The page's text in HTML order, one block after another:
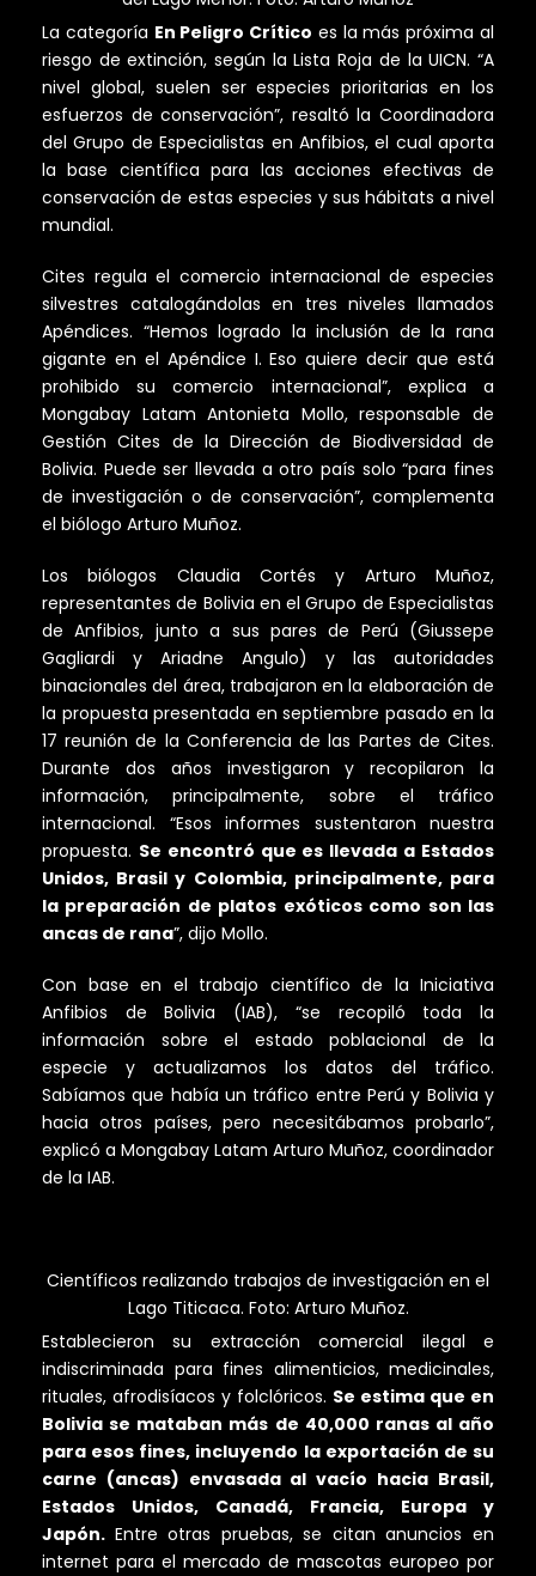
La categoría En Peligro Crítico es la más próxima al
riesgo de extinción, según la Lista Roja de la UICN. “A
nivel global, suelen ser especies prioritarias en los
esfuerzos de conservación”, resaltó la Coordinadora
del Grupo de Especialistas en Anfibios, el cual aporta
la base científica para las acciones efectivas de
conservación de estas especies y sus hábitats a nivel
mundial.
Cites regula el comercio internacional de especies
silvestres catalogándolas en tres niveles llamados
Apéndices. “Hemos logrado la inclusión de la rana
gigante en el Apéndice I. Eso quiere decir que está
prohibido su comercio internacional”, explica a
Mongabay Latam Antonieta Mollo, responsable de
Gestión Cites de la Dirección de Biodiversidad de
Bolivia. Puede ser llevada a otro país solo “para fines
de investigación o de conservación”, complementa
el biólogo Arturo Muñoz.
Los biólogos Claudia Cortés y Arturo Muñoz,
representantes de Bolivia en el Grupo de Especialistas
de Anfibios, junto a sus pares de Perú (Giussepe
Gagliardi y Ariadne Angulo) y las autoridades
binacionales del área, trabajaron en la elaboración de
la propuesta presentada en septiembre pasado en la
17 reunión de la Conferencia de las Partes de Cites.
Durante dos años investigaron y recopilaron la
información, principalmente, sobre el tráfico
internacional. “Esos informes sustentaron nuestra
propuesta. Se encontró que es llevada a Estados
Unidos, Brasil y Colombia, principalmente, para
la preparación de platos exóticos como son las
ancas de rana”, dijo Mollo.
Con base en el trabajo científico de la Iniciativa
Anfibios de Bolivia (IAB), “se recopiló toda la
información sobre el estado poblacional de la
especie y actualizamos los datos del tráfico.
Sabíamos que había un tráfico entre Perú y Bolivia y
hacia otros países, pero necesitábamos probarlo”,
explicó a Mongabay Latam Arturo Muñoz, coordinador
de la IAB.
Científicos realizando trabajos de investigación en el
Lago Titicaca. Foto: Arturo Muñoz.
Establecieron su extracción comercial ilegal e
indiscriminada para fines alimenticios, medicinales,
rituales, afrodisíacos y folclóricos. Se estima que en
Bolivia se mataban más de 40,000 ranas al año
para esos fines, incluyendo la exportación de su
carne (ancas) envasada al vacío hacia Brasil,
Estados Unidos, Canadá, Francia, Europa y
Japón. Entre otras pruebas, se citan anuncios en
internet para el mercado de mascotas europeo por